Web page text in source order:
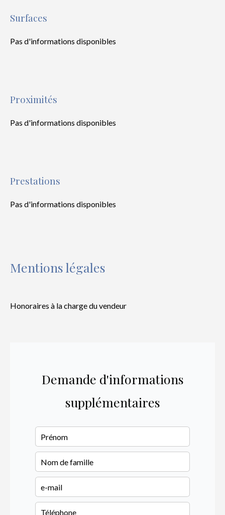
Surfaces
Pas d'informations disponibles
Proximités
Pas d'informations disponibles
Prestations
Pas d'informations disponibles
Mentions légales
Honoraires à la charge du vendeur
Demande d'informations
supplémentaires